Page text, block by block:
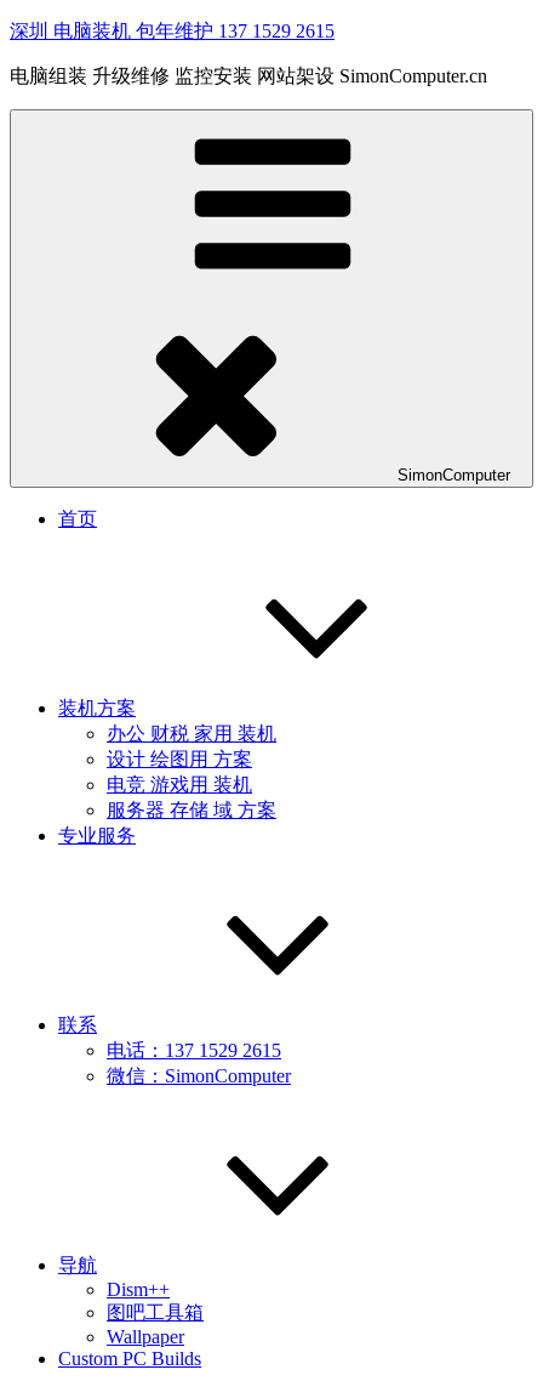
深圳 电脑装机 包年维护 137 1529 2615
电脑组装 升级维修 监控安装 网站架设 SimonComputer.cn
SimonComputer
首页
装机方案
办公 财税 家用 装机
设计 绘图用 方案
电竞 游戏用 装机
服务器 存储 域 方案
专业服务
联系
电话：137 1529 2615
微信：SimonComputer
导航
Dism++
图吧工具箱
Wallpaper
Custom PC Builds